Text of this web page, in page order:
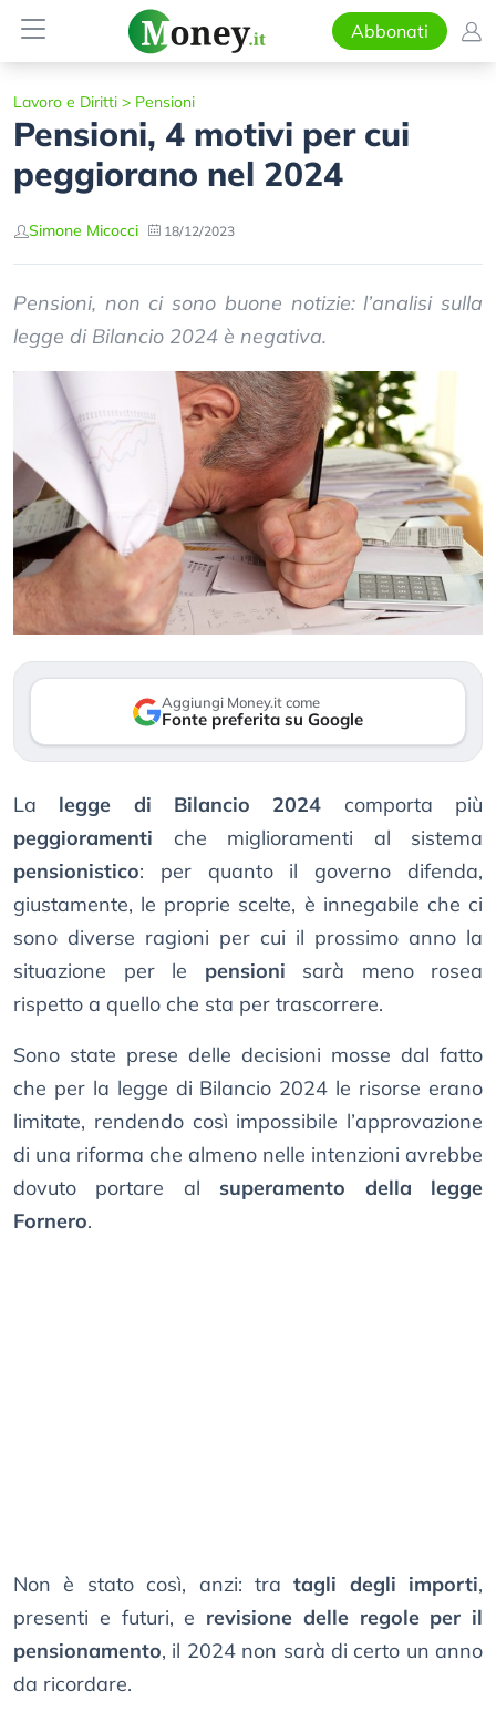
Abbonati
Lavoro e Diritti > Pensioni
Pensioni, 4 motivi per cui
peggiorano nel 2024
Simone Micocci 18/12/2023
Pensioni, non ci sono buone notizie: l’analisi sulla
legge di Bilancio 2024 è negativa.
Aggiungi Money.it come
Fonte preferita su Google
La legge di Bilancio 2024 comporta più
peggioramenti che miglioramenti al sistema
pensionistico: per quanto il governo difenda,
giustamente, le proprie scelte, è innegabile che ci
sono diverse ragioni per cui il prossimo anno la
situazione per le pensioni sarà meno rosea
rispetto a quello che sta per trascorrere.
Sono state prese delle decisioni mosse dal fatto
che per la legge di Bilancio 2024 le risorse erano
limitate, rendendo così impossibile l’approvazione
di una riforma che almeno nelle intenzioni avrebbe
dovuto portare al superamento della legge
Fornero.
Non è stato così, anzi: tratagli degli importi,
presenti e futuri, e revisione delle regole per il
pensionamento, il 2024 non sarà di certo un anno
da ricordare.